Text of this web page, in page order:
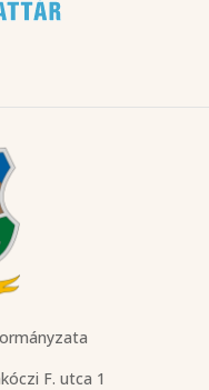
F. utca 1